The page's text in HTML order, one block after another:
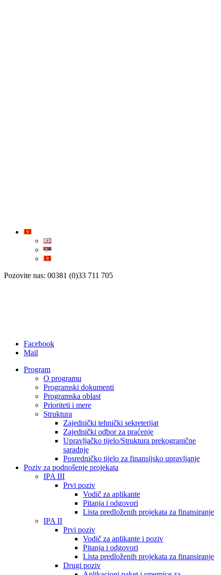
Pozovite nas: 00381 (0)33 711 705
Facebook
Mail
Program
O programu
Programski dokumenti
Programska oblast
Prioriteti i mere
Struktura
Zajednički tehnički sekreterijat
Zajednički odbor za praćenje
Upravljačko tijelo/Struktura prekogranične
saradnje
Posredničko tijelo za finansijsko upravljanje
Poziv za podnošenje projekata
IPA III
Prvi poziv
Vodič za aplikante
Pitanja i odgovori
Lista predloženih projekata za finansiranje
IPA II
Prvi poziv
Vodič za aplikante i poziv
Pitanja i odgovori
Lista predloženih projekata za finansiranje
Drugi poziv